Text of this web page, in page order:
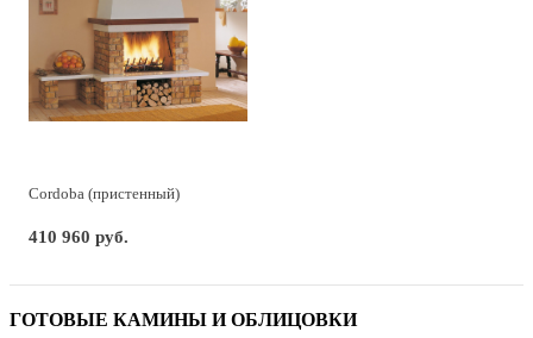
Cordoba (пристенный)
410 960 руб.
ГОТОВЫЕ КАМИНЫ И ОБЛИЦОВКИ